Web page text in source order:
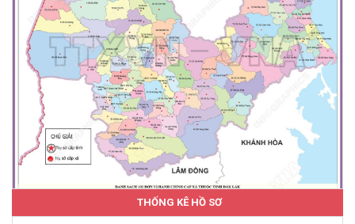
THỐNG KÊ HỒ SƠ